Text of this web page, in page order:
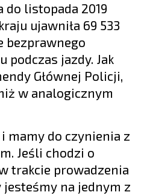
do listopada 2019
ujawniła 69 533
bezprawnego
podczas jazdy. Jak
Głównej Policji,
w analogicznym
mamy do czynienia z
Jeśli chodzi o
trakcie prowadzenia
na jednym z